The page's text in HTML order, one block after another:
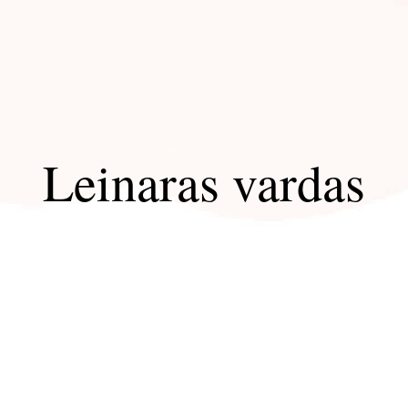
Leinaras vardas